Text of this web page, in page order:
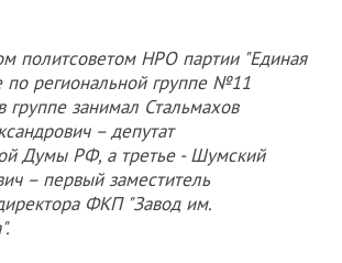
политсоветом НРО партии "Единая
по региональной группе №11
группе занимал Стальмахов
– депутат
Думы РФ, а третье - Шумский
– первый заместитель
ФКП "Завод им.